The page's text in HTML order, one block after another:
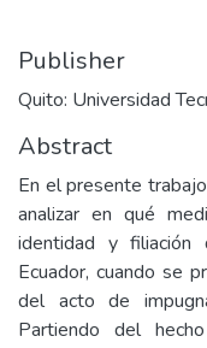
Publisher
Quito: Universidad
Abstract
En el presente
analizar en qué
identidad y filiación
Ecuador, cuando se
del acto de
Partiendo del